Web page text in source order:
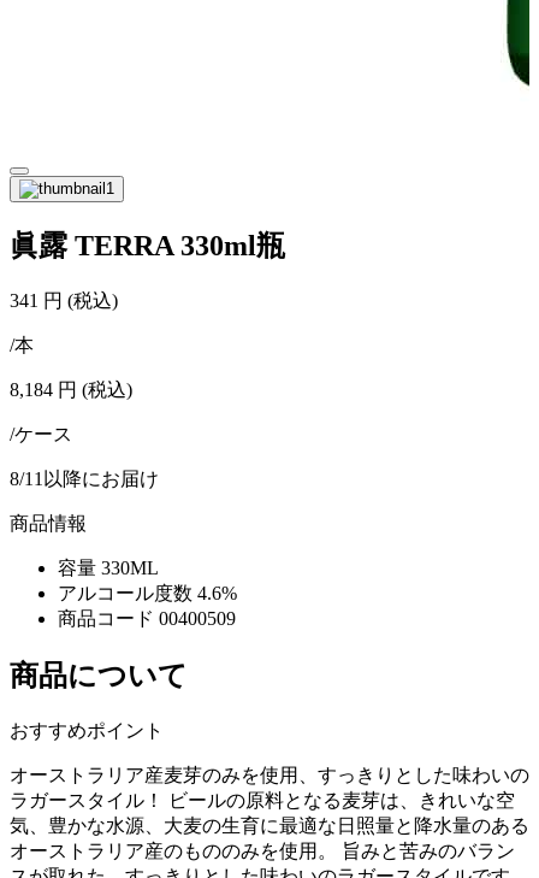
眞露 TERRA 330ml瓶
341 円 (税込)
/本
8,184 円 (税込)
/ケース
8/11以降にお届け
商品情報
容量 330ML
アルコール度数 4.6%
商品コード 00400509
商品について
おすすめポイント
オーストラリア産麦芽のみを使用、すっきりとした味わいの
ラガースタイル！ ビールの原料となる麦芽は、きれいな空
気、豊かな水源、大麦の生育に最適な日照量と降水量のある
オーストラリア産のもののみを使用。 旨みと苦みのバラン